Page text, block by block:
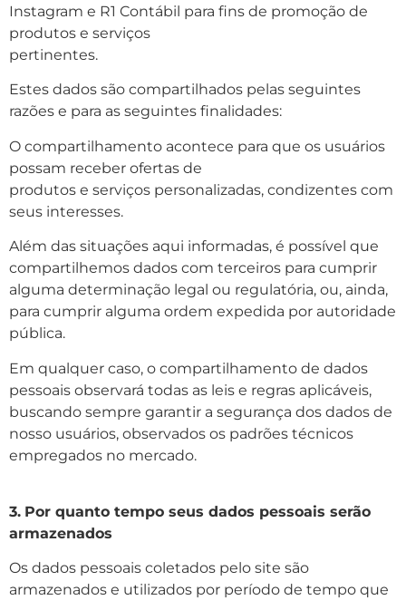
Instagram e R1 Contábil para fins de promoção de
produtos e serviços
pertinentes.
Estes dados são compartilhados pelas seguintes
razões e para as seguintes finalidades:
O compartilhamento acontece para que os usuários
possam receber ofertas de
produtos e serviços personalizadas, condizentes com
seus interesses.
Além das situações aqui informadas, é possível que
compartilhemos dados com terceiros para cumprir
alguma determinação legal ou regulatória, ou, ainda,
para cumprir alguma ordem expedida por autoridade
pública.
Em qualquer caso, o compartilhamento de dados
pessoais observará todas as leis e regras aplicáveis,
buscando sempre garantir a segurança dos dados de
nosso usuários, observados os padrões técnicos
empregados no mercado.
3. Por quanto tempo seus dados pessoais serão
armazenados
Os dados pessoais coletados pelo site são
armazenados e utilizados por período de tempo que